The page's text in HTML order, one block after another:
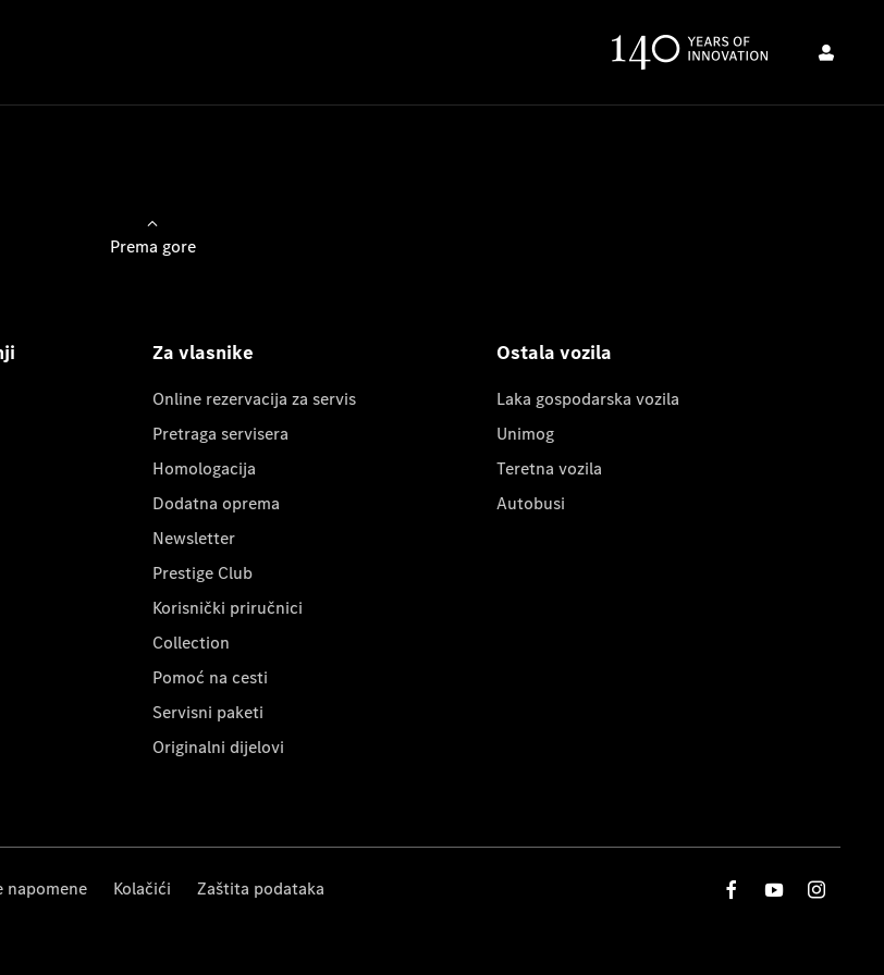
Prema gore
Za vlasnike
Online rezervacija za servis
Pretraga servisera
Homologacija
Dodatna oprema
Newsletter
Prestige Club
Korisnički priručnici
Collection
Pomoć na cesti
Servisni paketi
Originalni dijelovi
Ostala vozila
Laka gospodarska vozila
Unimog
Teretna vozila
Autobusi
napomene Kolačići Zaštita podataka